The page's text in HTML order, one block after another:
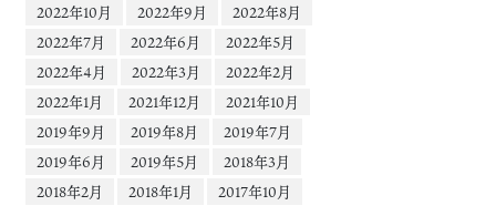
2022年10月
2022年9月
2022年8月
2022年7月
2022年6月
2022年5月
2022年4月
2022年3月
2022年2月
2022年1月
2021年12月
2021年10月
2019年9月
2019年8月
2019年7月
2019年6月
2019年5月
2018年3月
2018年2月
2018年1月 2017年10月